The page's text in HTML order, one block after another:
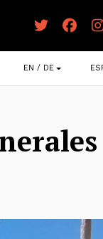
EN / DE